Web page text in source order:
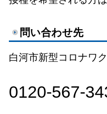
問い合わせ先
白河市新型コロナワ
0120-567-